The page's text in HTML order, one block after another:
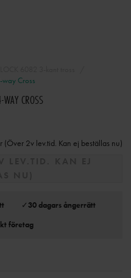
way Cross
CROSS
(Över 2v lev.tid. Kan ej beställas nu)
✓30 dagars ångerrätt
företag